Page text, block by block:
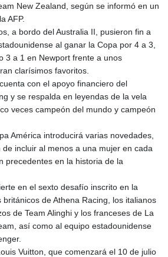
New Zealand, según se informó en un
AFP.
a bordo del Australia II, pusieron fin a
al ganar la Copa por 4 a 3,
3 a 1 en Newport frente a unos
clarísimos favoritos.
con el apoyo financiero del
y se respalda en leyendas de la vela
veces campeón del mundo y campeón
América introducirá varias novedades,
incluir al menos a una mujer en cada
precedentes en la historia de la
en el sexto desafío inscrito en la
de Athena Racing, los italianos
de Team Alinghi y los franceses de La
así como al equipo estadounidense
Vuitton, que comenzará el 10 de julio